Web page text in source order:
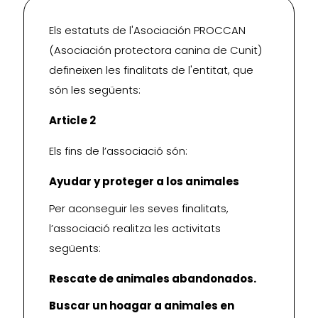
Els estatuts de l'Asociación PROCCAN
(Asociación protectora canina de Cunit)
defineixen les finalitats de l'entitat, que
són les següents:
Article 2
Els fins de l’associació són:
Ayudar y proteger a los animales
Per aconseguir les seves finalitats,
l’associació realitza les activitats
següents:
Rescate de animales abandonados.
Buscar un hoagar a animales en